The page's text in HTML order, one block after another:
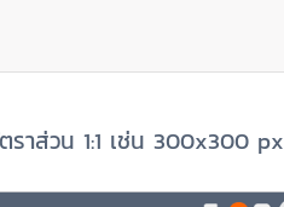
าส่วน 1:1 เช่น 300x300 px